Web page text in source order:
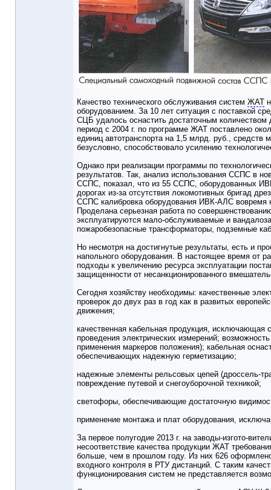
Качество технического обслуживания систем ЖАТ
оборудованием. За 10 лет ситуация с поставкой
СЦБ удалось оснастить достаточным количеством
период с 2004 г. по программе ЖАТ поставлено
единиц автотранспорта на 1,5 млрд. руб., средств
безусловно, способствовало усилению
Однако при реализации программы по
результатов. Так, анализ использования ССПС в
ССПС, показал, что из 55 ССПС, оборудованных
дорогах из-за отсутствия локомотивных бригад
ССПС калибровка оборудования ИВК-АЛС вовремя
Проделана серьезная работа по
эксплуатируются мало-обслуживаемые и
пожаробезопасные трансформаторы, подземные
Но несмотря на достигнутые результаты, есть и
напольного оборудования. В настоящее время от
подходы к увеличению ресурса эксплуатации
защищенности от несанкционированного
Сегодня хозяйству необходимы: качественные
проверок до двух раз в год как в развитых
движения;
качественная кабельная продукция,
проведения электрических измерений;
применения маркеров положения); кабельная
обеспечивающих надежную герметизацию;
надежные элементы рельсовых цепей (дроссель-
повреждение путевой и снегоуборочной техникой;
светофоры, обеспечивающие достаточную
применение монтажа и плат оборудования,
За первое полугодие 2013 г. на заводы-изгото-
несоответствие качества продукции ЖАТ
больше, чем в прошлом году. Из них 626
входного контроля в РТУ дистанций. С таким
функционирования систем не представляется